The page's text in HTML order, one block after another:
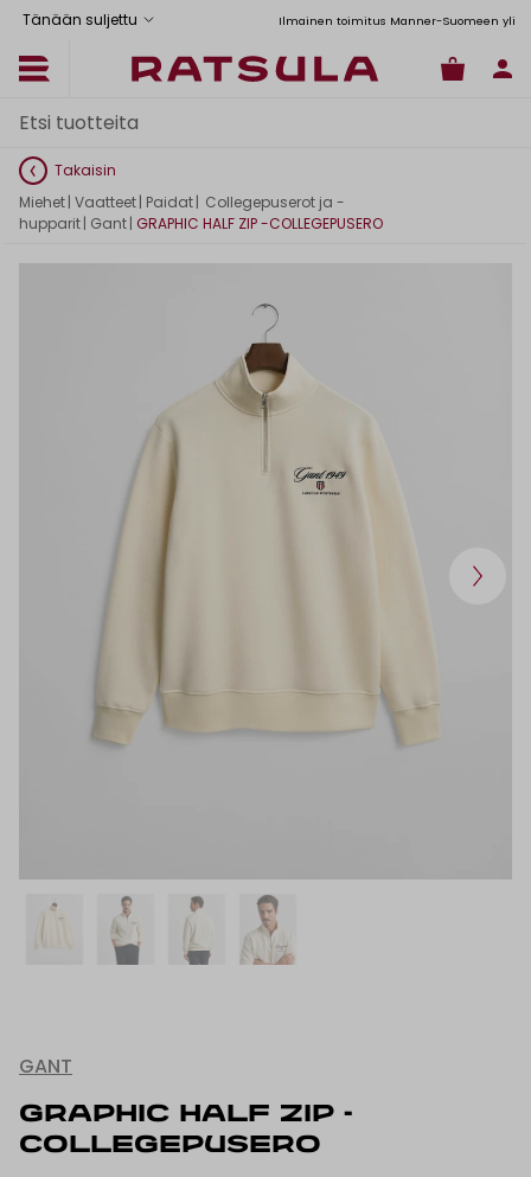
Tänään suljettuToimituskulut alk. 6,90€ Ilmainen toimitus Manner-Suomeen yli
Takaisin
Miehet| Vaatteet| Paidat | Collegepuserot ja -
hupparit| Gant| GRAPHIC HALF ZIP -COLLEGEPUSERO
GANT
GRAPHIC HALF ZIP -
COLLEGEPUSERO